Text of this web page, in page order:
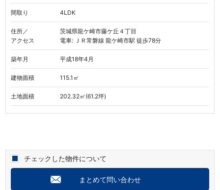
間取り 4LDK
住所／
アクセス
茨城県龍ケ崎市藤ケ丘４丁目
電車: ＪＲ常磐線 龍ケ崎市駅 徒歩78分
築年月 平成18年4月
建物面積 115.1㎡
土地面積 202.32㎡(61.2坪)
チェックした物件について
まとめて問い合わせ